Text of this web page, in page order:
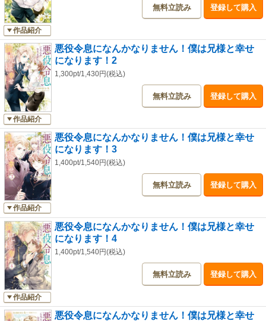
作品紹介
無料立読み 登録して購入
作品紹介
悪役令息になんかなりません！僕は兄様と幸せ
になります！2
1,300pt/1,430円(税込)
無料立読み 登録して購入
作品紹介
悪役令息になんかなりません！僕は兄様と幸せ
になります！3
1,400pt/1,540円(税込)
無料立読み 登録して購入
作品紹介
悪役令息になんかなりません！僕は兄様と幸せ
になります！4
1,400pt/1,540円(税込)
無料立読み 登録して購入
悪役令息になんかなりません！僕は兄様と幸せ